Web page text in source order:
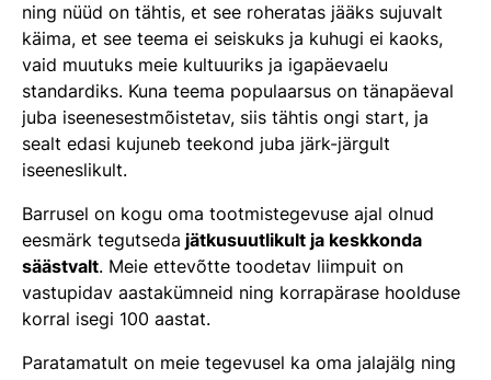
ning nüüd on tähtis, et see roheratas jääks sujuvalt
käima, et see teema ei seiskuks ja kuhugi ei kaoks,
vaid muutuks meie kultuuriks ja igapäevaelu
standardiks. Kuna teema populaarsus on tänapäeval
juba iseenesestmõistetav, siis tähtis ongi start, ja
sealt edasi kujuneb teekond juba järk-järgult
iseeneslikult.
Barrusel on kogu oma tootmistegevuse ajal olnud
eesmärk tegutseda jätkusuutlikult ja keskkonda
säästvalt. Meie ettevõtte toodetav liimpuit on
vastupidav aastakümneid ning korrapärase hoolduse
korral isegi 100 aastat.
Paratamatult on meie tegevusel ka oma jalajälg ning